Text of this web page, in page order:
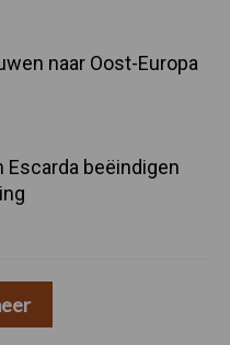
naar Oost-Europa
Escarda beëindigen